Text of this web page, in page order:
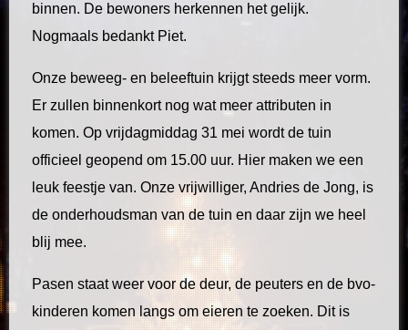
binnen. De bewoners herkennen het gelijk.
Nogmaals bedankt Piet.
Onze beweeg- en beleeftuin krijgt steeds meer vorm.
Er zullen binnenkort nog wat meer attributen in
komen. Op vrijdagmiddag 31 mei wordt de tuin
officieel geopend om 15.00 uur. Hier maken we een
leuk feestje van. Onze vrijwilliger, Andries de Jong, is
de onderhoudsman van de tuin en daar zijn we heel
blij mee.
Pasen staat weer voor de deur, de peuters en de bvo-
kinderen komen langs om eieren te zoeken. Dit is